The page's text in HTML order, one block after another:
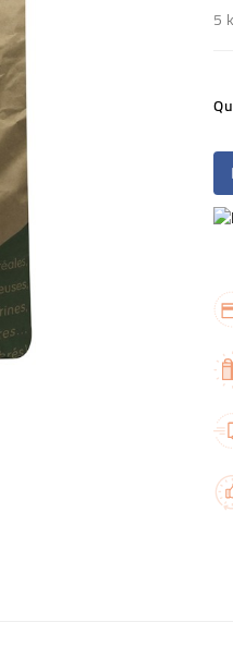
5